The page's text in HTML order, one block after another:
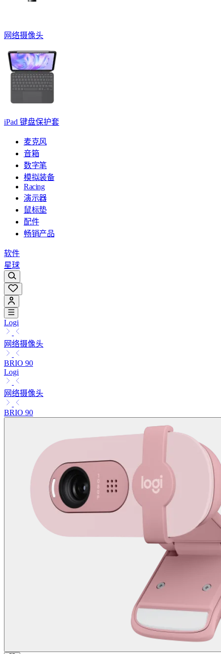
网络摄像头
iPad 键盘保护套
麦克风
音箱
数字笔
模拟装备
Racing
演示器
鼠标垫
配件
畅销产品
软件
星球
Logi
网络摄像头
BRIO 90
Logi
网络摄像头
BRIO 90